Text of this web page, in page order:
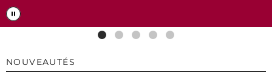
NOUVEAUTÉS